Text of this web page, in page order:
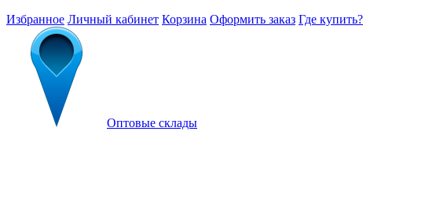
Избранное Личный кабинет Корзина Оформить заказ Где купить?
Оптовые склады